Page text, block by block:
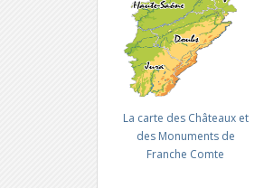
La carte des Châteaux et
des Monuments de
Franche Comte